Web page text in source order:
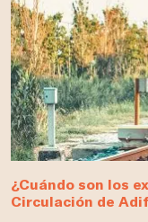
¿Cuándo son los
Circulación de